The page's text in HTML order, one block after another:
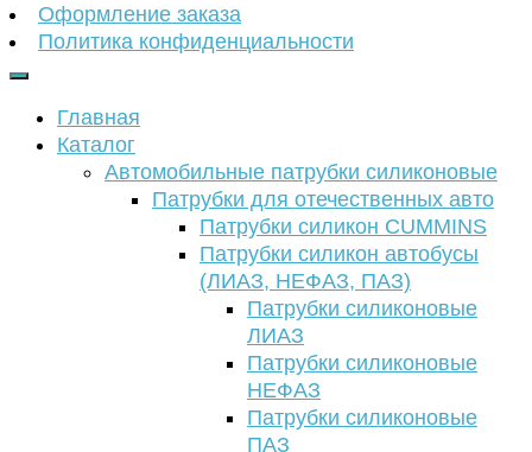
Оформление заказа
Политика конфиденциальности
Главная
Каталог
Автомобильные патрубки силиконовые
Патрубки для отечественных авто
Патрубки силикон CUMMINS
Патрубки силикон автобусы
(ЛИАЗ, НЕФАЗ, ПАЗ)
Патрубки силиконовые
ЛИАЗ
Патрубки силиконовые
НЕФАЗ
Патрубки силиконовые
ПАЗ